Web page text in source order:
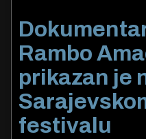
Rambo
prikazan je
festivalu